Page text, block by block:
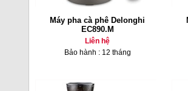
Máy pha cà phê Delonghi
EC890.M
Liên hệ
Bảo hành : 12 tháng